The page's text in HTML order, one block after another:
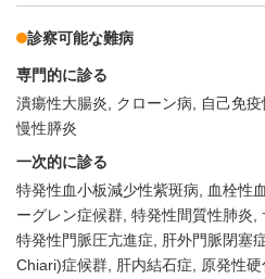
診察可能な難病
専門的に診る
潰瘍性大腸炎
クローン病 自己免
慢性膵炎
一次的に診る
特発性血小板減少性紫斑病
血栓性
ーグレン症候群 特発性間質性肺炎
特発性門脈圧亢進症
肝外門脈閉塞
Chiari)症候群
肝内結石症 原発性